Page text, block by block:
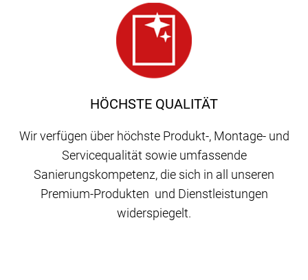
HÖCHSTE QUALITÄT
Wir verfügen über höchste Produkt-, Montage- und
Servicequalität sowie umfassende
Sanierungskompetenz, die sich in all unseren
Premium-Produkten und Dienstleistungen
widerspiegelt.